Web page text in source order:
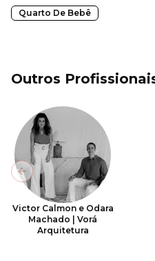
Quarto De Bebê
Outros
Victor Calmon e Odara
Machado | Vorá
Arquitetura
Previous slide